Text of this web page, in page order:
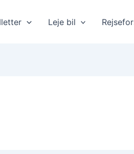
Leje bil